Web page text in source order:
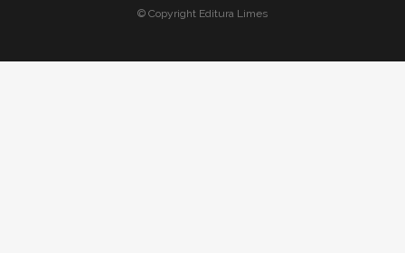
© Copyright Editura Limes